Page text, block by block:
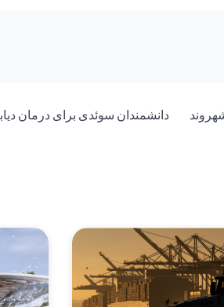
ریزگردها به سیستان و بلوچستان؛ ۵۰۰ شهروند
دانشمندان سوئدی برای درمان